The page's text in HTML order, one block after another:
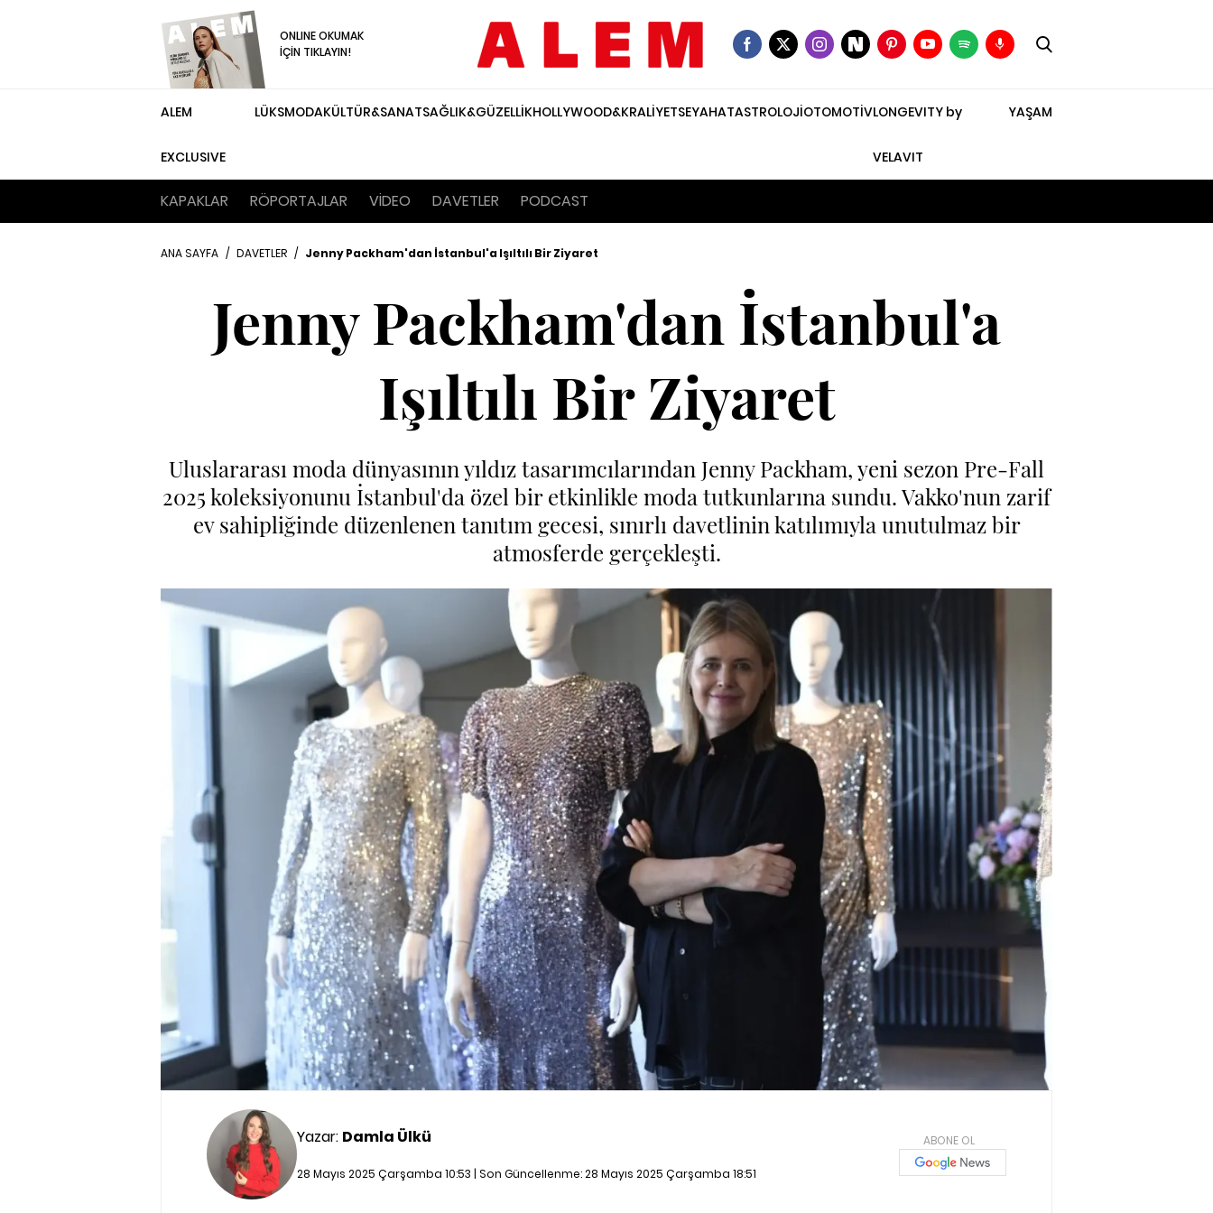
ONLINE OKUMAK
İÇİN TIKLAYIN!
ALEM
EXCLUSIVE
LÜKSMODAKÜLTÜR&SANATSAĞLIK&GÜZELLİKHOLLYWOOD&KRALİYETSEYAHATASTROLOJİOTOMOTİVLONGEVITY by
VELAVIT
YAŞAM
KAPAKLAR RÖPORTAJLAR VİDEO DAVETLER PODCAST
ANA SAYFA / DAVETLER / Jenny Packham'dan İstanbul'a Işıltılı Bir Ziyaret
Jenny Packham'dan İstanbul'a
Işıltılı Bir Ziyaret
Uluslararası moda dünyasının yıldız tasarımcılarından Jenny Packham, yeni sezon Pre-Fall
2025 koleksiyonunu İstanbul'da özel bir etkinlikle moda tutkunlarına sundu. Vakko'nun zarif
ev sahipliğinde düzenlenen tanıtım gecesi, sınırlı davetlinin katılımıyla unutulmaz bir
atmosferde gerçekleşti.
Yazar: Damla Ülkü
28 Mayıs 2025 Çarşamba 10:53 | Son Güncellenme:28 Mayıs 2025 Çarşamba 18:51
ABONE OL